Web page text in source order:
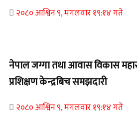
२०८० आश्विन ९, मंगलवार १९:१४ गते
नेपाल जग्गा तथा आवास विकास
प्रशिक्षण केन्द्रबिच समझदारी
२०८० आश्विन ९, मंगलवार १९:१४ गते